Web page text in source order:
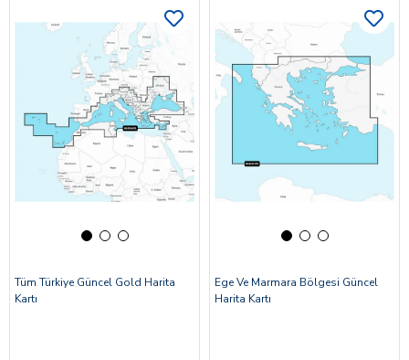
Tüm Türkiye Güncel Gold Harita
Kartı
Ege Ve Marmara Bölgesi Güncel
Harita Kartı